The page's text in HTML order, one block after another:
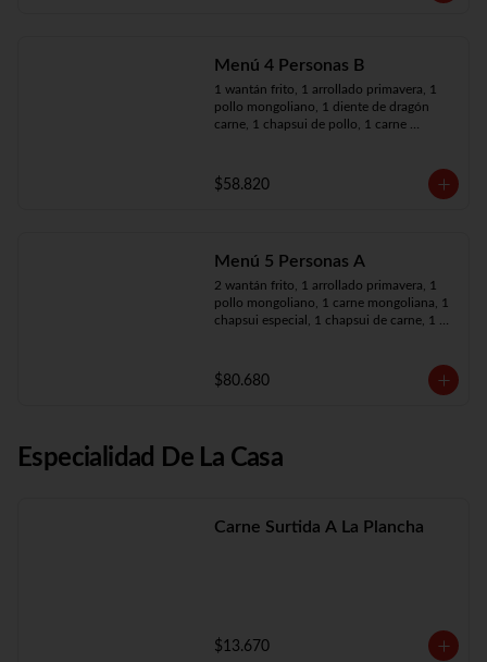
Menú 4 Personas B
1 wantán frito, 1 arrollado primavera, 1
pollo mongoliano, 1 diente de dragón
carne, 1 chapsui de pollo, 1 carne
$58.820
Menú 5 Personas A
2 wantán frito, 1 arrollado primavera, 1
pollo mongoliano, 1 carne mongoliana, 1
chapsui especial, 1 chapsui de carne, 1
$80.680
Especialidad De La Casa
Carne Surtida A La Plancha
$13.670